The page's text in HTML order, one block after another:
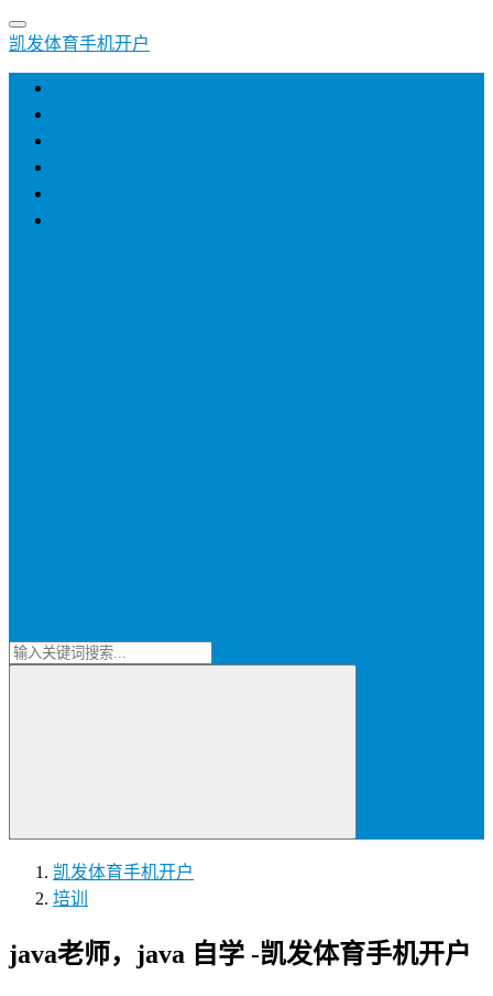
凯发体育手机开户
凯发体育手机开户
培训
java老师，java 自学 -凯发体育手机开户